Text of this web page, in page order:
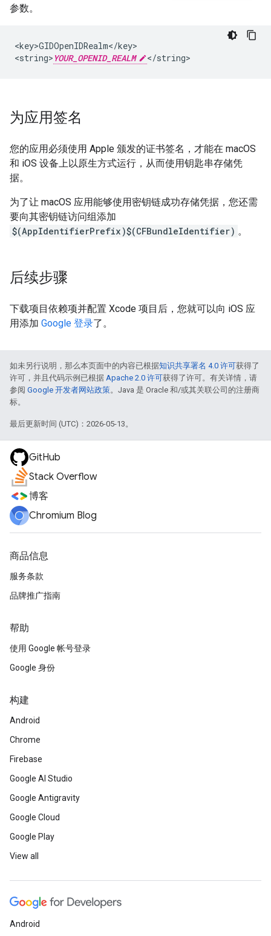
参数。
<key>GIDOpenIDRealm</key>
<string> YOUR_OPENID_REALM </string>
为应用签名
您的应用必须使用 Apple 颁发的证书签名，才能在 macOS
和 iOS 设备上以原生方式运行，从而使用钥匙串存储凭
据。
为了让 macOS 应用能够使用密钥链成功存储凭据，您还需
要向其密钥链访问组添加
$(AppIdentifierPrefix)$(CFBundleIdentifier) 。
后续步骤
下载项目依赖项并配置 Xcode 项目后，您就可以向 iOS 应
用添加 Google 登录了。
如未另行说明，那么本页面中的内容已根据知识共享署名 4.0 许可获得了
许可，并且代码示例已根据 Apache 2.0 许可获得了许可。有关详情，请
参阅 Google 开发者网站政策。Java 是 Oracle 和/或其关联公司的注册商
标。
最后更新时间 (UTC)：2026-05-13。
GitHub
Stack Overflow
博客
Chromium Blog
商品信息
服务条款
品牌推广指南
帮助
使用 Google 帐号登录
Google 身份
构建
Android
Chrome
Firebase
Google AI Studio
Google Antigravity
Google Cloud
Google Play
View all
Android